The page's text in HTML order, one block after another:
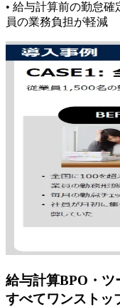
• 給与計算前の勤怠
員の業務負担が軽減
給与計算BPO・ツ
すべてワンストッ